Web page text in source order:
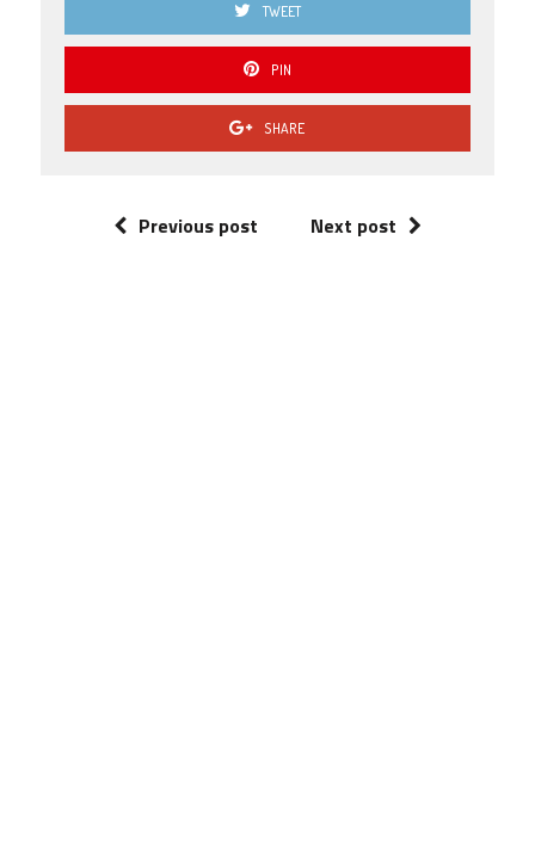
TWEET
PIN
SHARE
Previous post Next post